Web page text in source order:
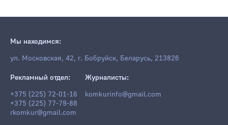
Мы находимся:
ул. Московская, 42, г. Бобруйск, Беларусь, 213826
Рекламный отдел:
+375 (225) 72-01-16
+375 (225) 77-79-88
rkomkur@gmail.com
Журналисты:
komkurinfo@gmail.com